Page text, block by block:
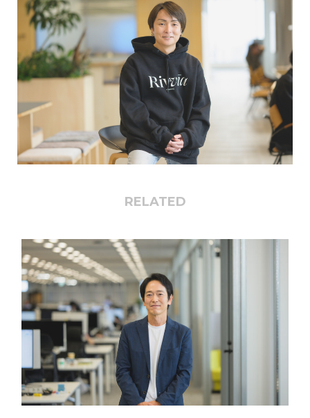
RELATED